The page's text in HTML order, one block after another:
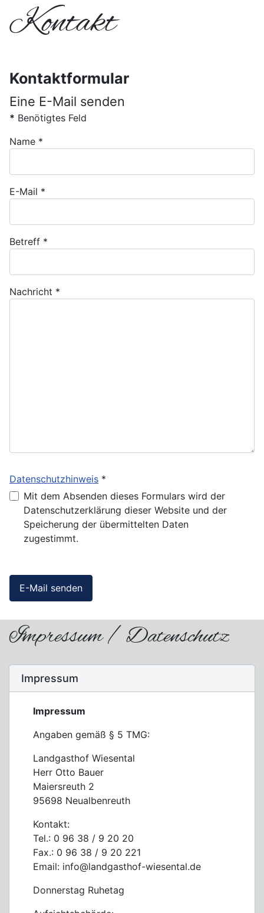
Kontakt
Kontaktformular
Eine E-Mail senden
* Benötigtes Feld
Name *
E-Mail *
Betreff *
Nachricht *
Datenschutzhinweis *
Datenschutzhinweis
Mit dem Absenden dieses Formulars wird der
Datenschutzerklärung dieser Website und der
Speicherung der übermittelten Daten
zugestimmt.
E-Mail senden
Impressum / Datenschutz
Impressum
Impressum
Angaben gemäß § 5 TMG:
Landgasthof Wiesental
Herr Otto Bauer
Maiersreuth 2
95698 Neualbenreuth
Kontakt:
Tel.: 0 96 38 / 9 20 20
Fax.: 0 96 38 / 9 20 221
Email: info@landgasthof-wiesental.de
Donnerstag Ruhetag